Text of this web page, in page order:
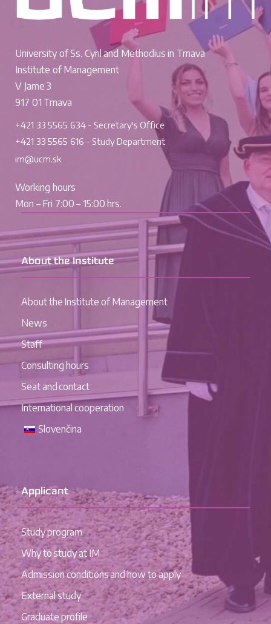
University of Ss. Cyril and Methodius in Trnava
Institute of Management
V Jame 3
917 01 Trnava
+421 33 5565 634 - Secretary's Office
+421 33 5565 616 - Study Department
im@ucm.sk
Working hours
Mon – Fri 7:00 – 15:00 hrs.
About the Institute
About the Institute of Management
News
Staff
Consulting hours
Seat and contact
International cooperation
Slovenčina
Applicant
Study program
Why to study at IM
Admission conditions and how to apply
External study
Graduate profile